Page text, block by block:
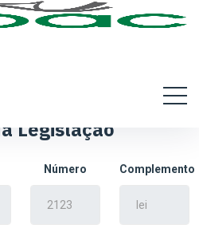
Legislação
Número Complemento